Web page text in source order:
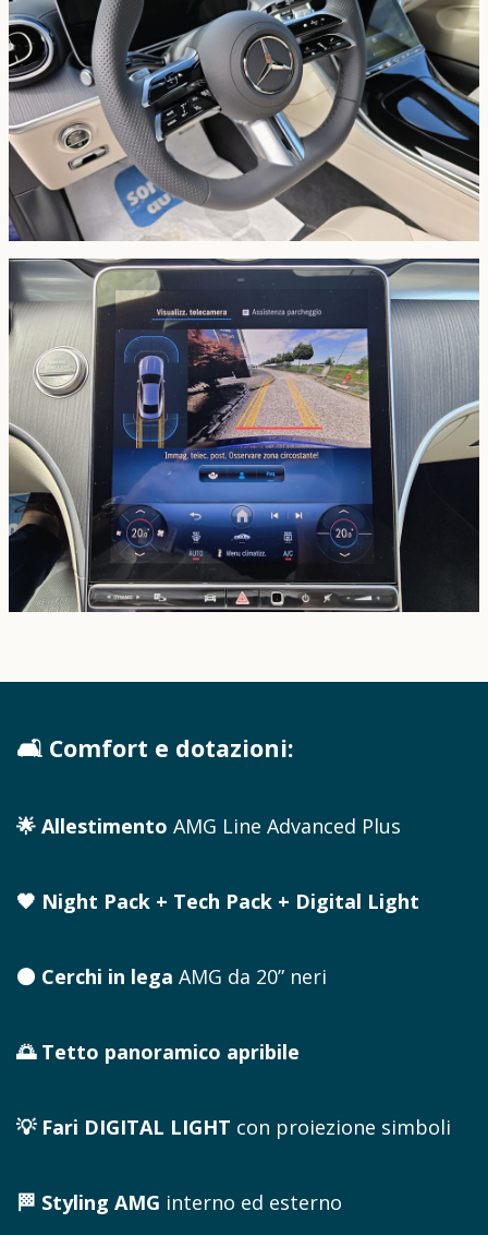
🛋️ Comfort e dotazioni:
🌟 Allestimento AMG Line Advanced Plus
🖤 Night Pack + Tech Pack + Digital Light
⚫ Cerchi in lega AMG da 20” neri
🌅 Tetto panoramico apribile
💡 Fari DIGITAL LIGHT con proiezione simboli
🏁 Styling AMG interno ed esterno